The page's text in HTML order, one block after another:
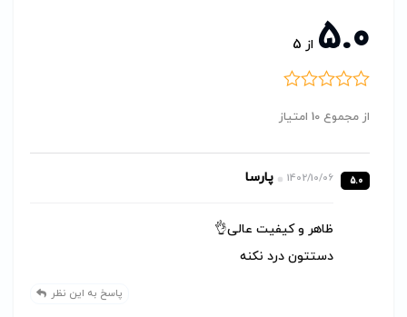
5.0 از 5
از مجموع 10 امتیاز
5.0
1402/10/06 پارسا
ظاهر و کیفیت عالی👌
دستتون درد نکنه
پاسخ به این نظر